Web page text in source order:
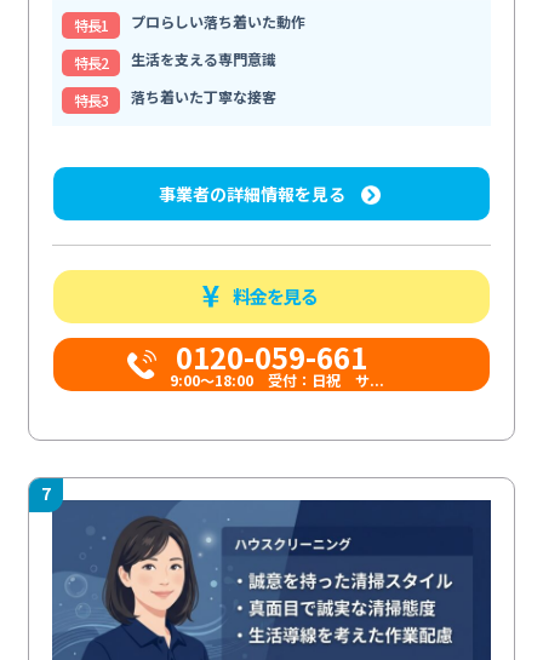
特⻑1
プロらしい落ち着いた動作
特⻑2
生活を支える専門意識
特⻑3
落ち着いた丁寧な接客
事業者の詳細情報を見る
料金を見る
0120-059-661
9:00〜18:00 受付：日祝 サ...
7